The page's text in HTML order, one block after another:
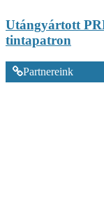
Utángyártott
tintapatron
Partnereink